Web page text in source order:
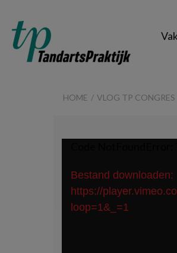
HOME VLOG TP
Bestand downloaden:
https://
loop=1&_=1